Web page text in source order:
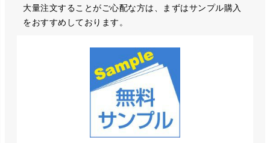
大量注文することがご心配な方は、まずはサンプル購入
をおすすめしております。